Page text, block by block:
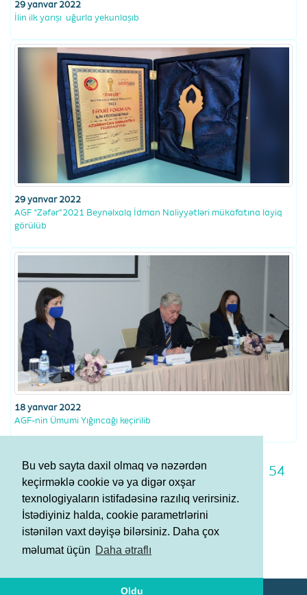
Bu veb sayta daxil olmaq və nəzərdən
keçirməklə cookie və ya digər oxşar
texnologiyaların istifadəsinə razılıq verirsiniz.
İstədiyiniz halda, cookie parametrlərini
istənilən vaxt dəyişə bilərsiniz. Daha çox
məlumat üçün Daha ətraflı
Oldu
29 yanvar 2022
İlin ilk yarışı uğurla yekunlaşıb
29 yanvar 2022
AGF “Zəfər”2021 Beynəlxalq İdman Naliyyətləri mükafatına layiq
görülüb
18 yanvar 2022
AGF-nin Ümumi Yığıncağı keçirilib
47 48 49 50 51
54
55
56 57